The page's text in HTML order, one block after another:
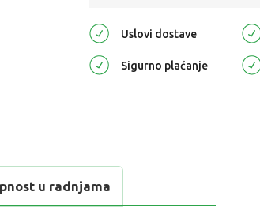
Uslovi dostave
Sigurno plaćanje
u radnjama